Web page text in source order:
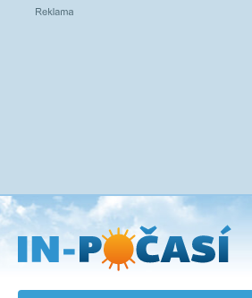
Přejít
na
hlavní
obsah